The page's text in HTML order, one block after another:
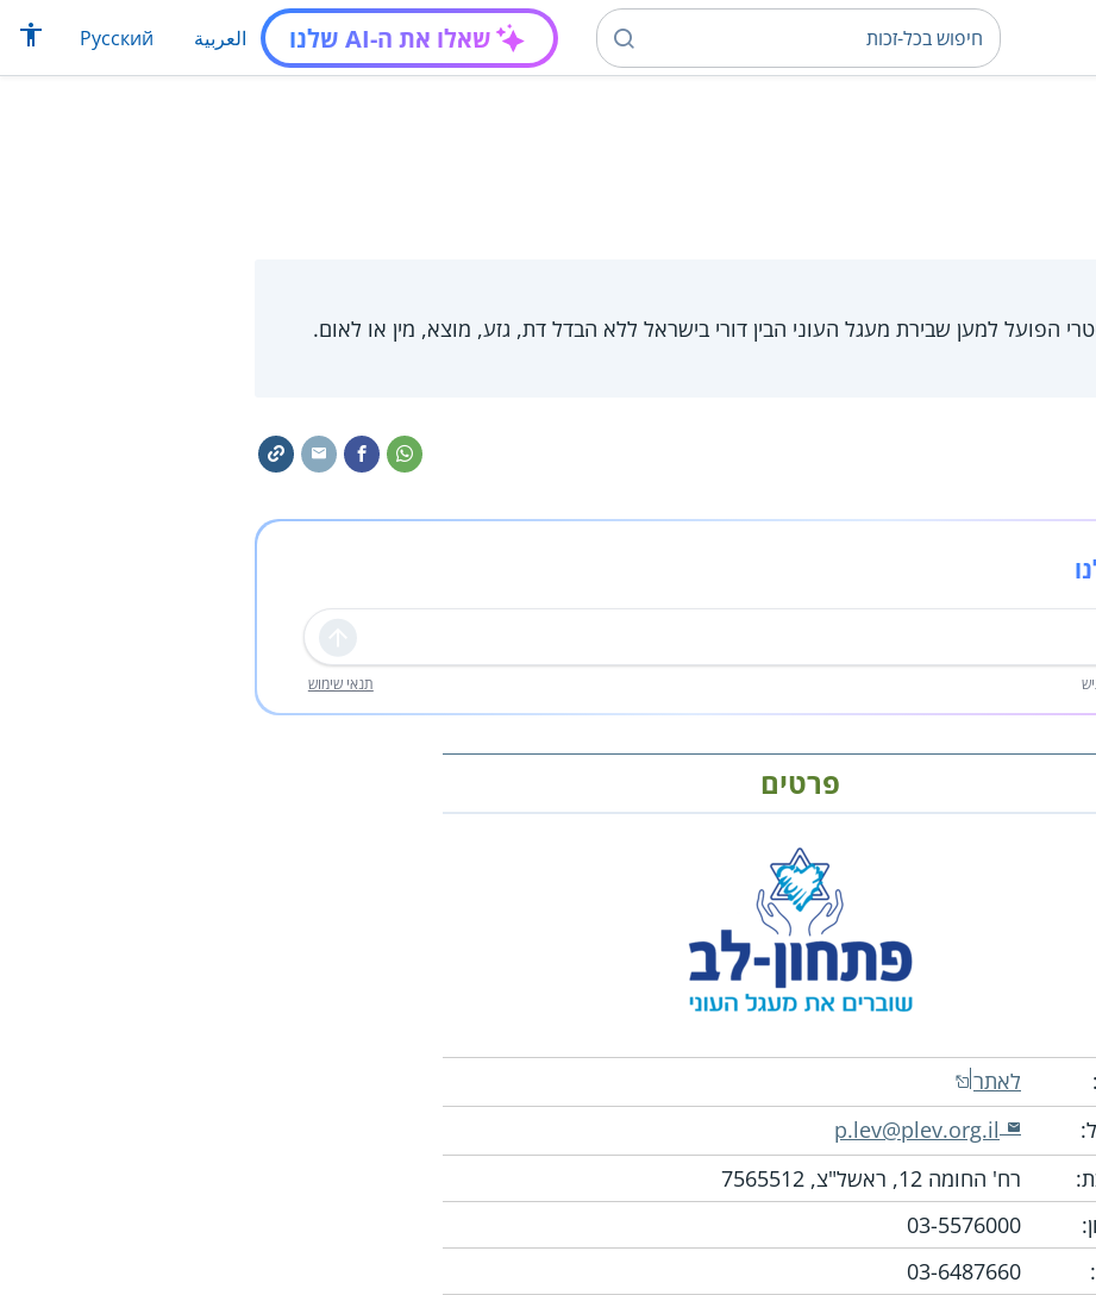
שאלו את ה-AI שלנו العربية Русский
הפועל למען שבירת מעגל העוני הבין דורי בישראל ללא הבדל דת, גזע, מוצא, מין או לאום.
שליחה
תנאי שימוש
פרטים
לאתר
p.lev@plev.org.il
רח' החומה 12, ראשל"צ, 7565512
03-5576000
03-6487660